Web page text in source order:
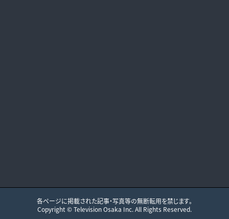
各ページに掲載された記事・写真等の無断転用を禁じます。
Copyright ©Television Osaka Inc. All Rights Reserved.